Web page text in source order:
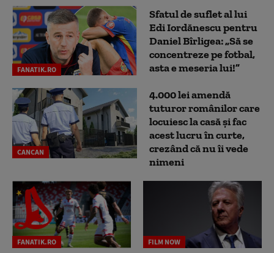
FANATIK.RO
Sfatul de suflet al lui
Edi Iordănescu pentru
Daniel Bîrligea: „Să se
concentreze pe fotbal,
asta e meseria lui!”
CANCAN
4.000 lei amendă
tuturor românilor care
locuiesc la casă și fac
acest lucru în curte,
crezând că nu îi vede
nimeni
FANATIK.RO FILM NOW